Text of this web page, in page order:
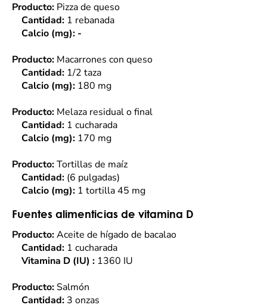
Producto: Pizza de queso
Cantidad: 1 rebanada
Calcio (mg): -
Producto: Macarrones con queso
Cantidad: 1/2 taza
Calcio (mg): 180 mg
Producto: Melaza residual o final
Cantidad: 1 cucharada
Calcio (mg): 170 mg
Producto:Tortillas de maíz
Cantidad: (6 pulgadas)
Calcio (mg): 1 tortilla45 mg
Fuentes alimenticias de vitamina D
Producto:Aceite de hígado de bacalao
Cantidad: 1 cucharada
Vitamina D (IU) : 1360 IU
Producto: Salmón
Cantidad: 3 onzas